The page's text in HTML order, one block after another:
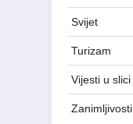
Svijet
Turizam
Vijesti u slici
Zanimljivosti